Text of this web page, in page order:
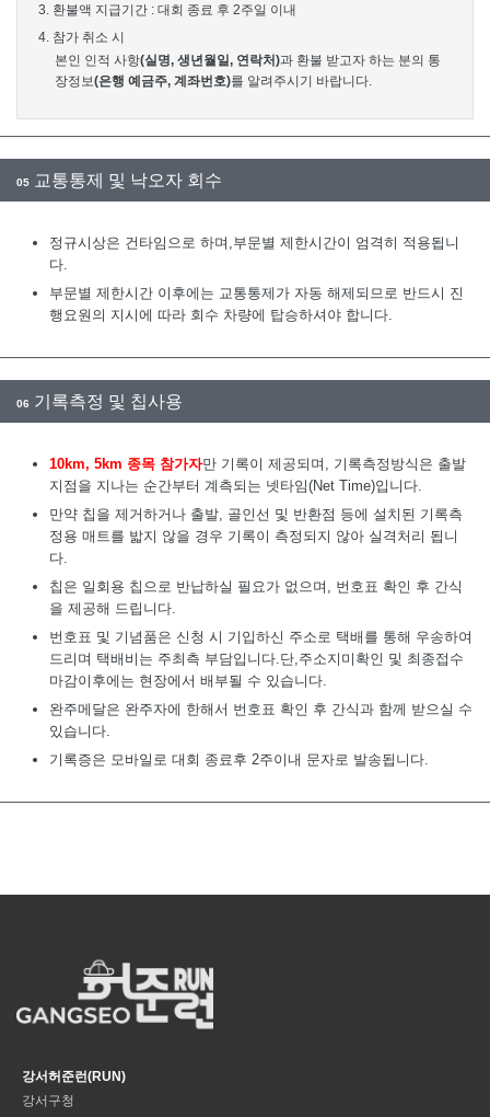
3. 환불액 지급기간 : 대회 종료 후 2주일 이내
4. 참가 취소 시
본인 인적 사항(실명, 생년월일, 연락처)과 환불 받고자 하는 분의 통
장정보(은행 예금주, 계좌번호)를 알려주시기 바랍니다.
05 교통통제 및 낙오자 회수
정규시상은 건타임으로 하며,부문별 제한시간이 엄격히 적용됩니
다.
부문별 제한시간 이후에는 교통통제가 자동 해제되므로 반드시 진
행요원의 지시에 따라 회수 차량에 탑승하셔야 합니다.
06 기록측정 및 칩사용
10km, 5km 종목 참가자만 기록이 제공되며, 기록측정방식은 출발
지점을 지나는 순간부터 계측되는 넷타임(Net Time)입니다.
만약 칩을 제거하거나 출발, 골인선 및 반환점 등에 설치된 기록측
정용 매트를 밟지 않을 경우 기록이 측정되지 않아 실격처리 됩니
다.
칩은 일회용 칩으로 반납하실 필요가 없으며, 번호표 확인 후 간식
을 제공해 드립니다.
번호표 및 기념품은 신청 시 기입하신 주소로 택배를 통해 우송하여
드리며 택배비는 주최측 부담입니다.단,주소지미확인 및 최종접수
마감이후에는 현장에서 배부될 수 있습니다.
완주메달은 완주자에 한해서 번호표 확인 후 간식과 함께 받으실 수
있습니다.
기록증은 모바일로 대회 종료후 2주이내 문자로 발송됩니다.
강서허준런(RUN)
강서구청